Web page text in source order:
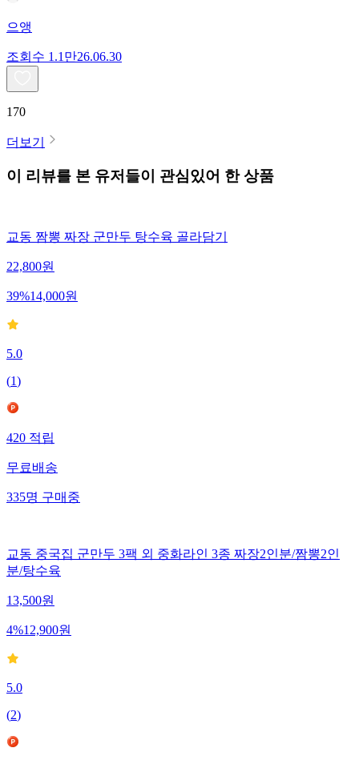
으앵
조회수 1.1만26.06.30
170
더보기
이 리뷰를 본 유저들이 관심있어 한 상품
교동 짬뽕 짜장 군만두 탕수육 골라담기
22,800원
39%14,000원
5.0
(1)
420적립
무료배송
335명구매중
교동 중국집 군만두 3팩 외 중화라인 3종 짜장2인분/짬뽕2인
분/탕수육
13,500원
4%12,900원
5.0
(2)